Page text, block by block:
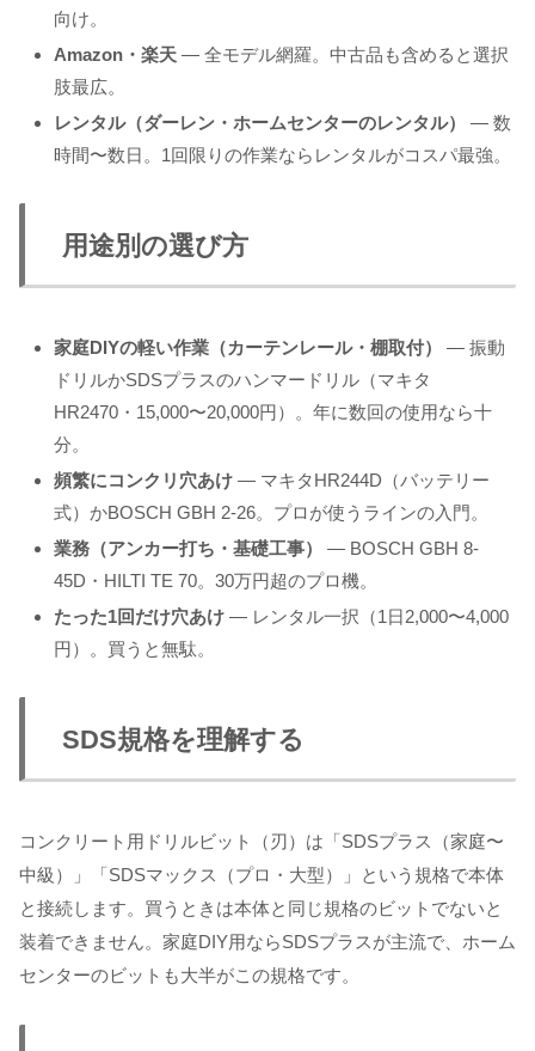
向け。
Amazon・楽天 — 全モデル網羅。中古品も含めると選択
肢最広。
レンタル（ダーレン・ホームセンターのレンタル）
— 数
時間〜数日。1回限りの作業ならレンタルがコスパ最強。
用途別の選び方
家庭DIYの軽い作業（カーテンレール・棚取付）
— 振動
ドリルかSDSプラスのハンマードリル（マキタ
HR2470・15,000〜20,000円）。年に数回の使用なら十
分。
頻繁にコンクリ穴あけ — マキタHR244D（バッテリー
式）かBOSCH GBH 2-26。プロが使うラインの入門。
業務（アンカー打ち・基礎工事）
— BOSCH GBH 8-
45D・HILTI TE 70。30万円超のプロ機。
たった1回だけ穴あけ — レンタル一択（1日2,000〜4,000
円）。買うと無駄。
SDS規格を理解する
コンクリート用ドリルビット（刃）は「SDSプラス（家庭〜
中級）」「SDSマックス（プロ・大型）」という規格で本体
と接続します。買うときは本体と同じ規格のビットでないと
装着できません。家庭DIY用ならSDSプラスが主流で、ホーム
センターのビットも大半がこの規格です。